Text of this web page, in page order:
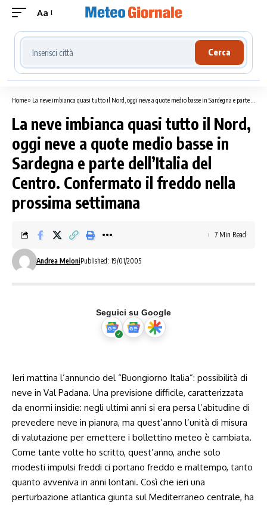
Aa
Cerca località meteo
Cerca
Home» La neve imbianca quasi tutto il Nord, oggi neve a quote medio basse in Sardegna e parte dell’Italia del Centro. Confermato il freddo nella prossima settimana
La neve imbianca quasi tutto il Nord,
oggi neve a quote medio basse in
Sardegna e parte dell’Italia del
Centro. Confermato il freddo nella
prossima settimana
Andrea MeloniPublished: 19/01/2005
7 Min Read
Seguici su Google
Ieri mattina l’annuncio del “Buongiorno Italia”: possibilità di
neve in Val Padana. Una previsione difficile, caratterizzata
da enormi insidie: negli ultimi anni si era persa l’abitudine di
prevedere neve in pianura, ma quest’anno l’unità di misura
di valutazione per emettere i bollettino meteo è cambiata.
Come tante volte ho scritto, quest’anno, anche solo
modesti impulsi freddi ci portano freddo e maltempo, tanto
quanto avveniva in anni lontani. Così che ieri una
perturbazione atlantica giunta sul Mediterraneo centrale, ha